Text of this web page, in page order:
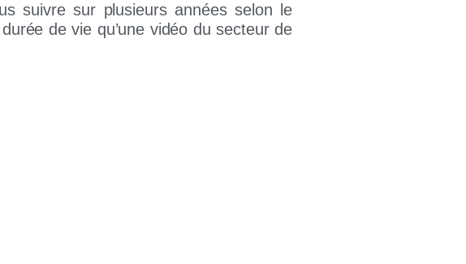
suivre sur plusieurs années selon le
de vie qu’une vidéo du secteur de